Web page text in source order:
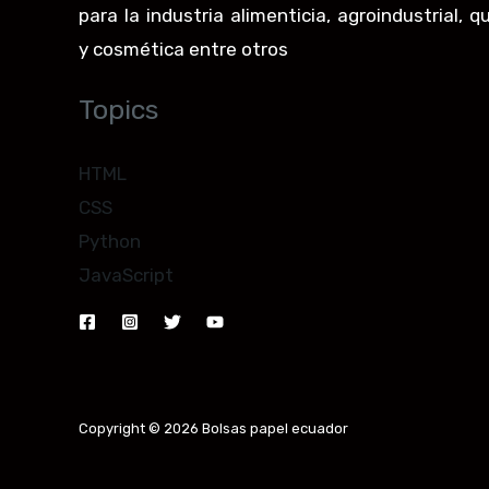
para la industria alimenticia, agroindustrial,
y cosmética entre otros
Topics
HTML
CSS
Python
JavaScript
Copyright © 2026 Bolsas papel ecuador